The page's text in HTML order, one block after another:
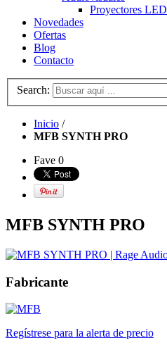
Proyectores LED
Novedades
Ofertas
Blog
Contacto
Search:
Inicio /
MFB SYNTH PRO
Fave 0
MFB SYNTH PRO
Fabricante
Regístrese para la alerta de precio